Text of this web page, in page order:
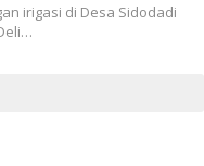
irigasi di Desa Sidodadi